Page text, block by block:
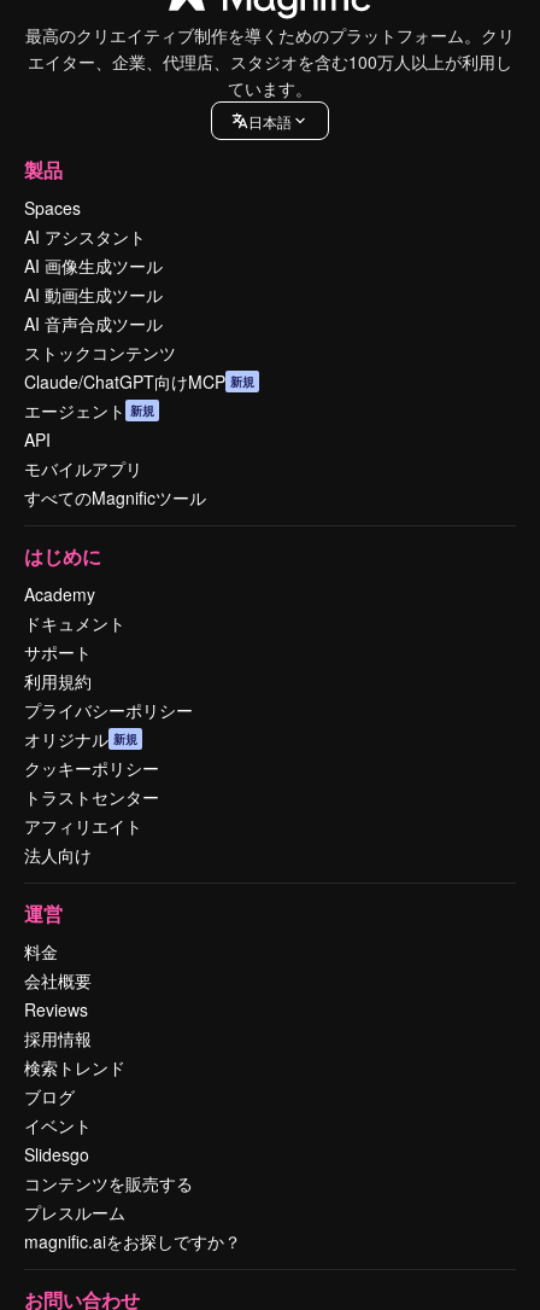
最高のクリエイティブ制作を導くためのプラットフォーム。クリ
エイター、企業、代理店、スタジオを含む100万人以上が利用し
ています。
日本語
製品
Spaces
AI アシスタント
AI 画像生成ツール
AI 動画生成ツール
AI 音声合成ツール
ストックコンテンツ
Claude/ChatGPT向けMCP 新規
エージェント 新規
API
モバイルアプリ
すべてのMagnificツール
はじめに
Academy
ドキュメント
サポート
利用規約
プライバシーポリシー
オリジナル 新規
クッキーポリシー
トラストセンター
アフィリエイト
法人向け
運営
料金
会社概要
Reviews
採用情報
検索トレンド
ブログ
イベント
Slidesgo
コンテンツを販売する
プレスルーム
magnific.aiをお探しですか？
お問い合わせ